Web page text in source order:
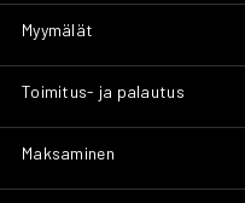
Myymälät
Toimitus- ja palautus
Maksaminen